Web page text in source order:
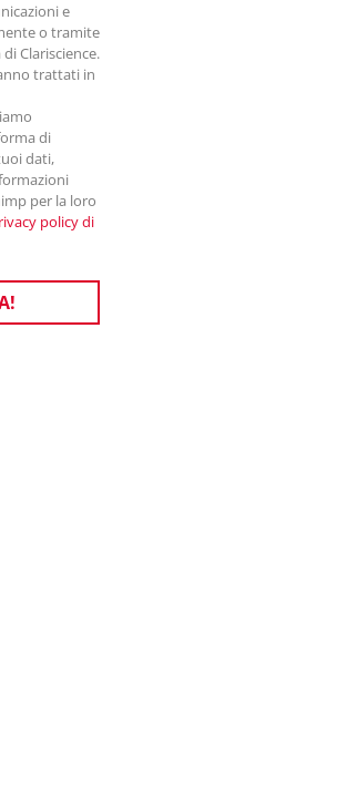
e
o tramite
Clariscience.
trattati in
di
dati,
per la loro
policy di